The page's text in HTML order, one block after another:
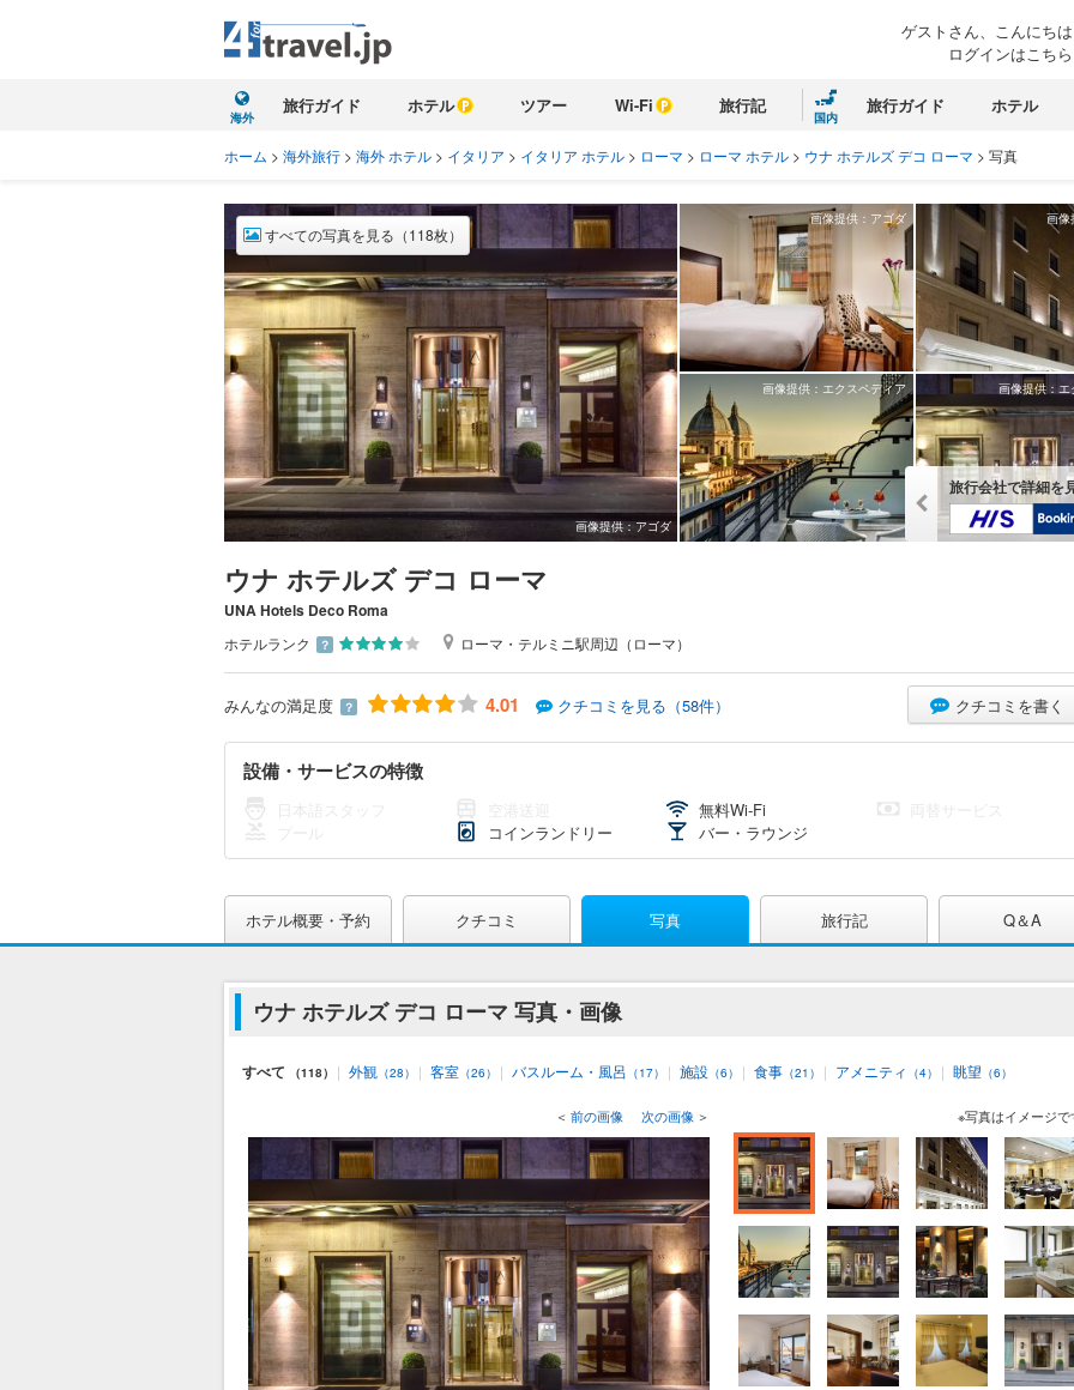
ゲストさん、こんにちは
ログインはこちら
海外
旅行ガイド ホテル ツアー Wi-Fi 旅行記
国内
旅行ガイド ホテル
ホーム > 海外旅行 > 海外 ホテル > イタリア > イタリア ホテル > ローマ > ローマ ホテル > ウナ ホテルズ デコ ローマ > 写真
画像提供：アゴダ
すべての写真を見る（118枚）
画像提供：アゴダ 画像
画像提供：エクスペディア 画像提供：
旅行会社で詳細を
ウナ ホテルズ デコ ローマ
UNA Hotels Deco Roma
ホテルランク ？ ローマ・テルミニ駅周辺（ローマ）
みんなの満足度 ？ 4.01 クチコミを見る（58件） クチコミを書く
設備・サービスの特徴
無料Wi-Fi
コインランドリー バー・ラウンジ
ホテル概要・予約 クチコミ 写真 旅行記 Q＆A
ウナ ホテルズ デコ ローマ 写真・画像
すべて （118） | 外観 （28） | 客室 （26） | バスルーム・風呂 （17） | 施設 （6） | 食事 （21） | アメニティ （4） | 眺望 （6）
＜ 前の画像 次の画像 ＞ ※写真はイメージで